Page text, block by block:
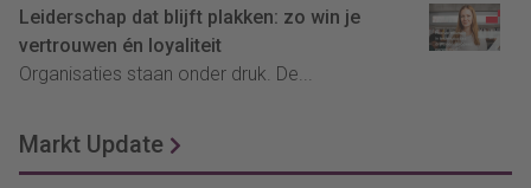
Leiderschap dat blijft plakken: zo win je
vertrouwen én loyaliteit
Organisaties staan onder druk. De...
Markt Update